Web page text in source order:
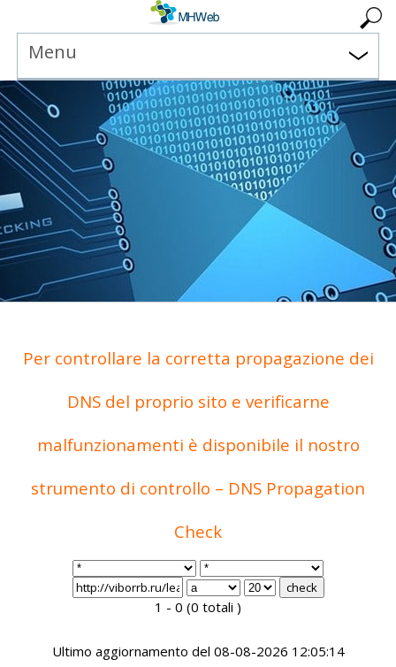
Menu
Per controllare la corretta propagazione dei
DNS del proprio sito e verificarne
malfunzionamenti è disponibile il nostro
strumento di controllo – DNS Propagation
Check
1 - 0 (0 totali )
Ultimo aggiornamento del 08-08-2026 12:05:14